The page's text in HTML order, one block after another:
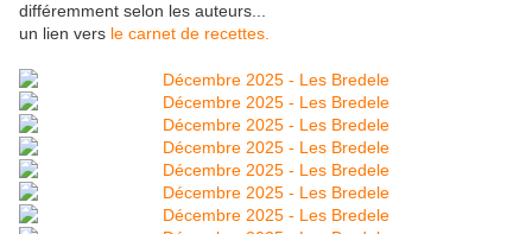
différemment selon les auteurs...
un lien vers le carnet de recettes.